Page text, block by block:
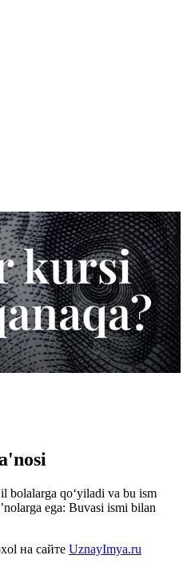
bolalarga qo‘yiladi va bu ism
ega: Buvasi ismi bilan
на сайте UznayImya.ru